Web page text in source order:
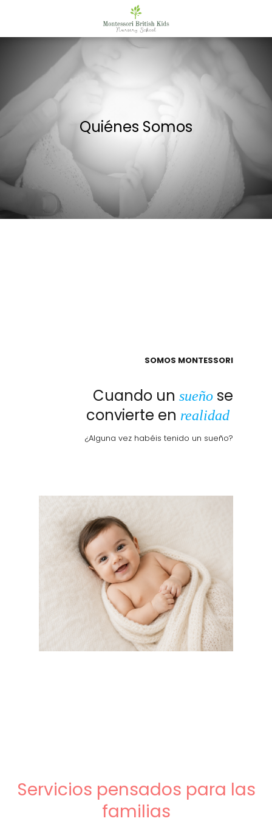
Quiénes Somos
SOMOS MONTESSORI
Cuando un sueño se
convierte en realidad
¿Alguna vez habéis tenido un sueño?
Servicios pensados para las
familias